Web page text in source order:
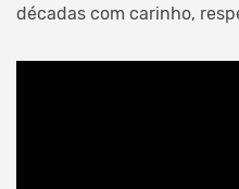
décadas com carinho,